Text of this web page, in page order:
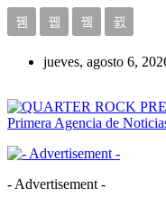
jueves, agosto 6,
Primera Agencia de
- Advertisement -